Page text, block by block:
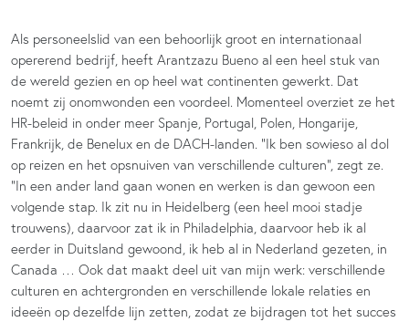
Als personeelslid van een behoorlijk groot en internationaal
opererend bedrijf, heeft Arantzazu Bueno al een heel stuk van
de wereld gezien en op heel wat continenten gewerkt. Dat
noemt zij onomwonden een voordeel. Momenteel overziet ze het
HR-beleid in onder meer Spanje, Portugal, Polen, Hongarije,
Frankrijk, de Benelux en de DACH-landen. “Ik ben sowieso al dol
op reizen en het opsnuiven van verschillende culturen”, zegt ze.
“In een ander land gaan wonen en werken is dan gewoon een
volgende stap. Ik zit nu in Heidelberg (een heel mooi stadje
trouwens), daarvoor zat ik in Philadelphia, daarvoor heb ik al
eerder in Duitsland gewoond, ik heb al in Nederland gezeten, in
Canada … Ook dat maakt deel uit van mijn werk: verschillende
culturen en achtergronden en verschillende lokale relaties en
ideeën op dezelfde lijn zetten, zodat ze bijdragen tot het succes